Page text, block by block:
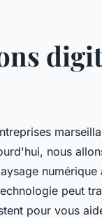
nous
numérique
peut
pour vous